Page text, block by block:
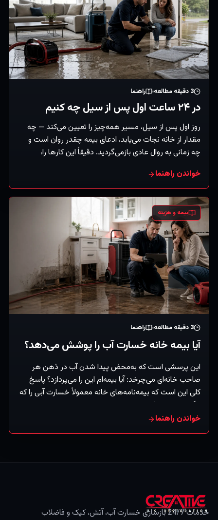
3 دقیقه مطالعه راهنما
در ۲۴ ساعت اول پس از سیل چه کنیم
روز اول پس از سیل، مسیر همه‌چیز را تعیین می‌کند — چه
مقدار از خانه نجات می‌یابد، ادعای بیمه چقدر روان است و
چه زمانی به روال عادی بازمی‌گردید. دقیقاً این کارها را،
خواندن راهنما
بیمه و هزینه
3 دقیقه مطالعه راهنما
آیا بیمه خانه خسارت آب را پوشش می‌دهد؟
این پرسشی است که به‌محض پیدا شدن آب در ذهن هر
صاحب خانه‌ای می‌چرخد: آیا بیمه‌ام این را می‌پردازد؟ پاسخ
کلی این است که بیمه‌نامه‌های خانه معمولاً خسارت آبی را که
ناگهانی و تصادفی است پوشش می‌دهند — اما خسارت ناشی
از بی‌توجهی تدریجی یا سیل را نه (که دسته‌ای جداست). (این
اطلاعات عمومی است، نه مشاوره بیمه — همیشه بیمه‌نامه
خواندن راهنما
خدمات 24/7 بازسازی خسارت آب، آتش، کپک و فاضلاب